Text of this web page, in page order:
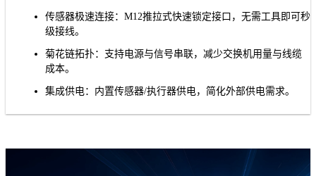
传感器极速连接：M12推拉式快速锁定接口，无需工具即可秒
级接线。
菊花链拓扑：支持电源与信号串联，减少交换机用量与线缆
成本。
集成供电：内置传感器/执行器供电，简化外部供电需求。